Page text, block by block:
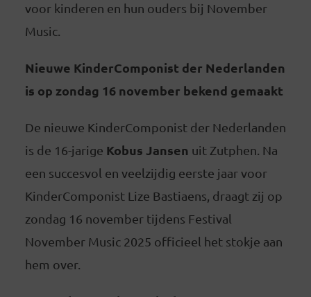
voor kinderen en hun ouders bij November
Music.
Nieuwe KinderComponist der Nederlanden
is op zondag 16 november bekend gemaakt
De nieuwe KinderComponist der Nederlanden
is de 16-jarige Kobus Jansen uit Zutphen. Na
een succesvol en veelzijdig eerste jaar voor
KinderComponist Lize Bastiaens, draagt zij op
zondag 16 november tijdens Festival
November Music 2025 officieel het stokje aan
hem over.